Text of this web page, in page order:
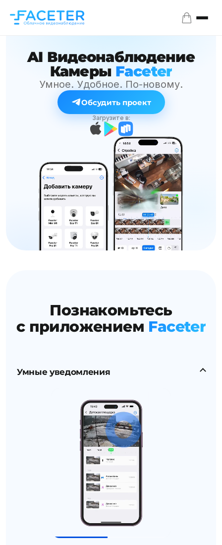
AI Видеонаблюдение
Камеры Faceter
Умное. Удобное. По-новому.
Обсудить проект
Загрузите в:
Познакомьтесь
с приложением Faceter
Умные уведомления